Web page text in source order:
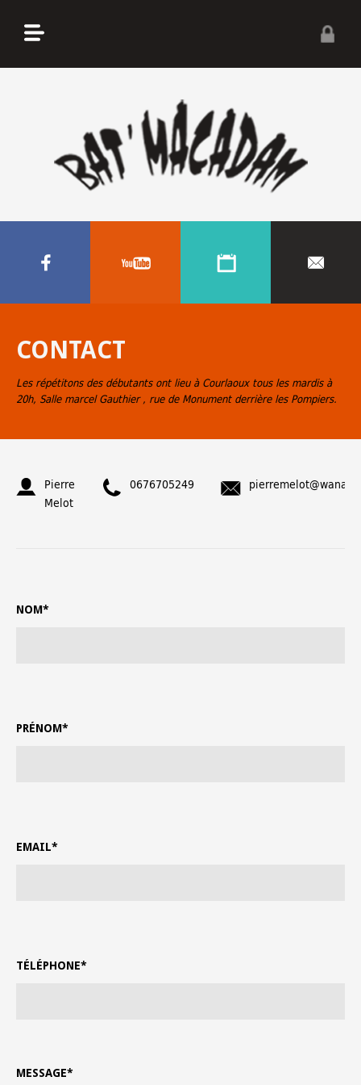
CONTACT
Les répétitons des débutants ont lieu à Courlaoux tous les mardis à
20h, Salle marcel Gauthier , rue de Monument derrière les Pompiers.
Pierre
Melot
0676705249
NOM*
PRÉNOM*
EMAIL*
TÉLÉPHONE*
MESSAGE*